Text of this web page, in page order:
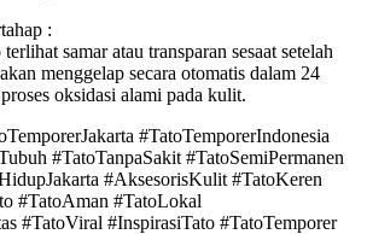
:
samar atau transparan sesaat setelah
menggelap secara otomatis dalam 24
oksidasi alami pada kulit.
#TatoTemporerIndonesia
#TatoTanpaSakit #TatoSemiPermanen
#AksesorisKulit #TatoKeren
#TatoAman #TatoLokal
#TatoViral #InspirasiTato #TatoTemporer